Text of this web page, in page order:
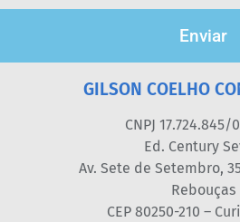
Enviar
GILSON COELHO
CNPJ 17.724.845/
Ed. Century
Av. Sete de Setembro,
Rebouças
CEP 80250-210 –